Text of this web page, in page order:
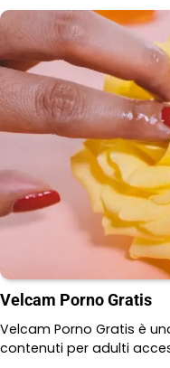
Velcam Porno Gratis
Velcam Porno Gratis è
contenuti per adulti